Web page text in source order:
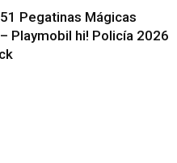
Pegatinas Mágicas
Playmobil hi! Policía 2026